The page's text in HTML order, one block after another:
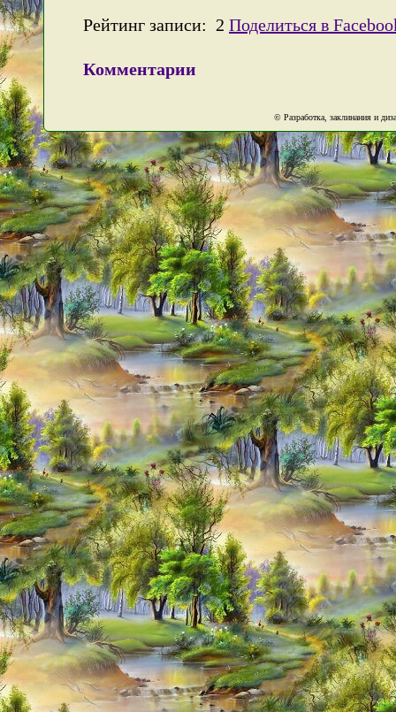
Рейтинг записи: 2 Поделиться в
Комментарии
© Разработка, заклинания и